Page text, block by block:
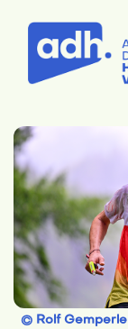
© Rolf Gemperle